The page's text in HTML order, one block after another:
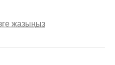
жазыңыз